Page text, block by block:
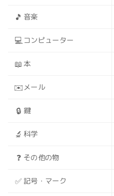
🎵 音楽
💻 コンピューター
📖 本
✉️ メール
🔒 鍵
🔬 科学
❓ その他の物
✅ 記号・マーク